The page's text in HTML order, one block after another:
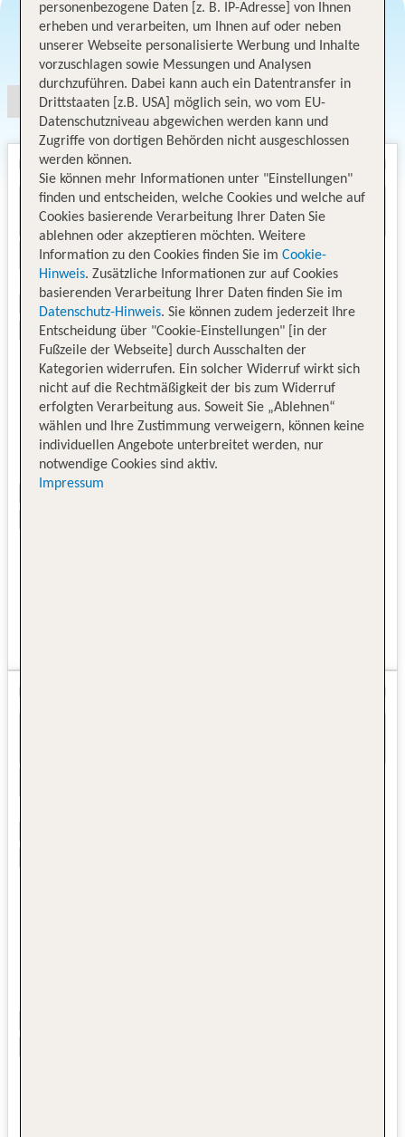
Angebotsauswahl
personenbezogene Daten [z. B. IP-Adresse] von Ihnen
erheben und verarbeiten, um Ihnen auf oder neben
unserer Webseite personalisierte Werbung und Inhalte
vorzuschlagen sowie Messungen und Analysen
durchzuführen. Dabei kann auch ein Datentransfer in
Drittstaaten [z.B. USA] möglich sein, wo vom EU-
Datenschutzniveau abgewichen werden kann und
Zugriffe von dortigen Behörden nicht ausgeschlossen
werden können.
Sie können mehr Informationen unter "Einstellungen"
finden und entscheiden, welche Cookies und welche auf
Cookies basierende Verarbeitung Ihrer Daten Sie
ablehnen oder akzeptieren möchten. Weitere
Information zu den Cookies finden Sie im Cookie-
Hinweis. Zusätzliche Informationen zur auf Cookies
basierenden Verarbeitung Ihrer Daten finden Sie im
Datenschutz-Hinweis. Sie können zudem jederzeit Ihre
Entscheidung über "Cookie-Einstellungen" [in der
Fußzeile der Webseite] durch Ausschalten der
Kategorien widerrufen. Ein solcher Widerruf wirkt sich
nicht auf die Rechtmäßigkeit der bis zum Widerruf
erfolgten Verarbeitung aus. Soweit Sie „Ablehnen“
wählen und Ihre Zustimmung verweigern, können keine
individuellen Angebote unterbreitet werden, nur
notwendige Cookies sind aktiv.
Impressum